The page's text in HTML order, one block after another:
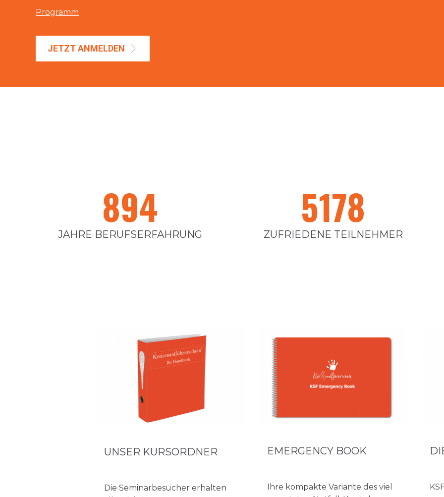
Programm
JETZT ANMELDEN
894
JAHRE BERUFSERFAHRUNG
5178
ZUFRIEDENE TEILNEHMER
UNSER KURSORDNER
Die Seminarbesucher erhalten
EMERGENCY BOOK
Ihre kompakte Variante des viel